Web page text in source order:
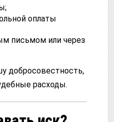
оплаты
письмом или через
добросовестность,
расходы.